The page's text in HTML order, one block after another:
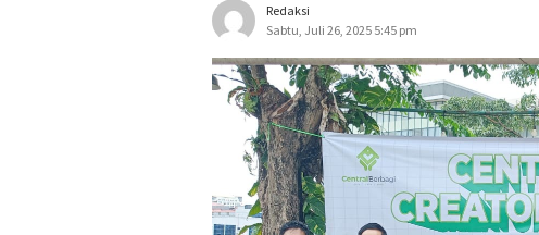
Redaksi
Sabtu, Juli 26, 2025 5:45 pm